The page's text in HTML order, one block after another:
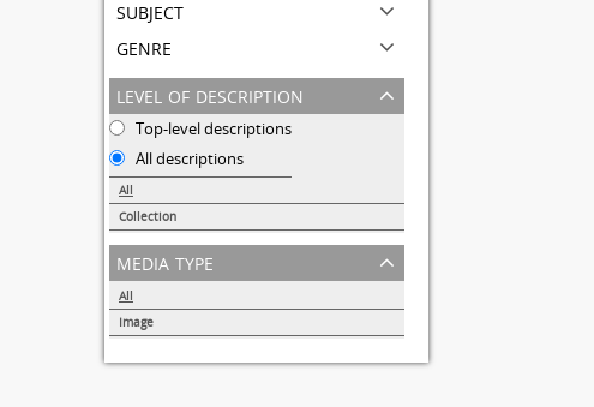
subject
genre
level of description
Top-level descriptions
All descriptions
All
Collection
1
media type
All
Image